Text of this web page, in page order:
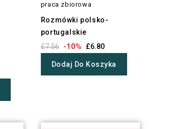
praca zbiorowa
Rozmówki polsko-
portugalskie
£7.56 -10% £6.80
Dodaj Do Koszyka